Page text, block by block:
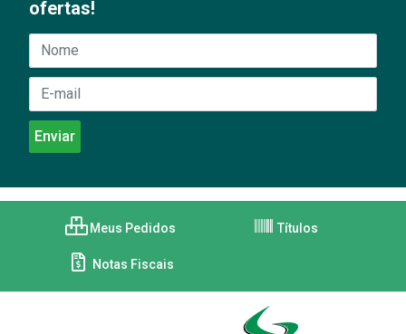
ofertas!
Meus Pedidos Títulos
Notas Fiscais